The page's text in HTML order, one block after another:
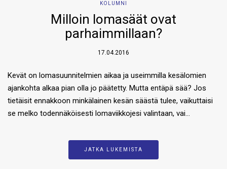
KOLUMNI
Milloin lomasäät ovat
parhaimmillaan?
17.04.2016
Kevät on lomasuunnitelmien aikaa ja useimmilla kesälomien
ajankohta alkaa pian olla jo päätetty. Mutta entäpä sää? Jos
tietäisit ennakkoon minkälainen kesän säästä tulee, vaikuttaisi
se melko todennäköisesti lomaviikkojesi valintaan, vai…
JATKA LUKEMISTA